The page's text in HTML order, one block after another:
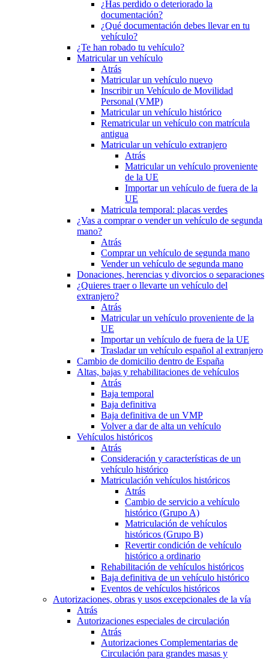
¿Has perdido o deteriorado la
documentación?
¿Qué documentación debes llevar en tu
vehículo?
¿Te han robado tu vehículo?
Matricular un vehículo
Atrás
Matricular un vehículo nuevo
Inscribir un Vehículo de Movilidad
Personal (VMP)
Matricular un vehículo histórico
Rematricular un vehículo con matrícula
antigua
Matricular un vehículo extranjero
Atrás
Matricular un vehículo proveniente
de la UE
Importar un vehículo de fuera de la
UE
Matricula temporal: placas verdes
¿Vas a comprar o vender un vehículo de segunda
mano?
Atrás
Comprar un vehículo de segunda mano
Vender un vehículo de segunda mano
Donaciones, herencias y divorcios o separaciones
¿Quieres traer o llevarte un vehículo del
extranjero?
Atrás
Matricular un vehículo proveniente de la
UE
Importar un vehículo de fuera de la UE
Trasladar un vehículo español al extranjero
Cambio de domicilio dentro de España
Altas, bajas y rehabilitaciones de vehículos
Atrás
Baja temporal
Baja definitiva
Baja definitiva de un VMP
Volver a dar de alta un vehículo
Vehículos históricos
Atrás
Consideración y características de un
vehículo histórico
Matriculación vehículos históricos
Atrás
Cambio de servicio a vehículo
histórico (Grupo A)
Matriculación de vehículos
históricos (Grupo B)
Revertir condición de vehículo
histórico a ordinario
Rehabilitación de vehículos históricos
Baja definitiva de un vehículo histórico
Eventos de vehículos históricos
Autorizaciones, obras y usos excepcionales de la vía
Atrás
Autorizaciones especiales de circulación
Atrás
Autorizaciones Complementarias de
Circulación para grandes masas y